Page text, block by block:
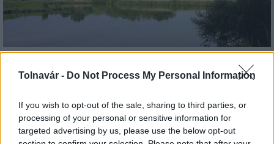
Tolnavár - Do Not Process My Personal Information
If you wish to opt-out of the sale, sharing to third parties, or
processing of your personal or sensitive information for
targeted advertising by us, please use the below opt-out
Az atomerőmű egyetlen hatása a környezetre, hogy a
Duna vizét némileg felmelegíti